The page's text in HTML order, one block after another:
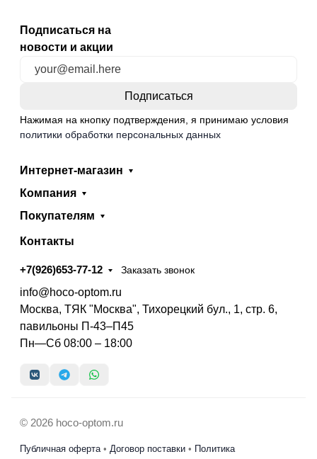
Подписаться на
новости и акции
Нажимая на кнопку подтверждения, я принимаю условия
политики обработки персональных данных
Интернет-магазин
Компания
Покупателям
Контакты
+7(926)653-77-12 Заказать звонок
info@hoco-optom.ru
Москва, ТЯК "Москва", Тихорецкий бул., 1, стр. 6,
павильоны П-43–П45
Пн—Сб 08:00 – 18:00
© 2026 hoco-optom.ru
Публичная оферта• Договор поставки • Политика